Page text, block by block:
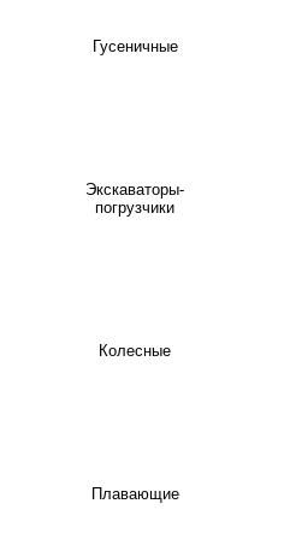
Гусеничные
Экскаваторы-
погрузчики
Колесные
Плавающие